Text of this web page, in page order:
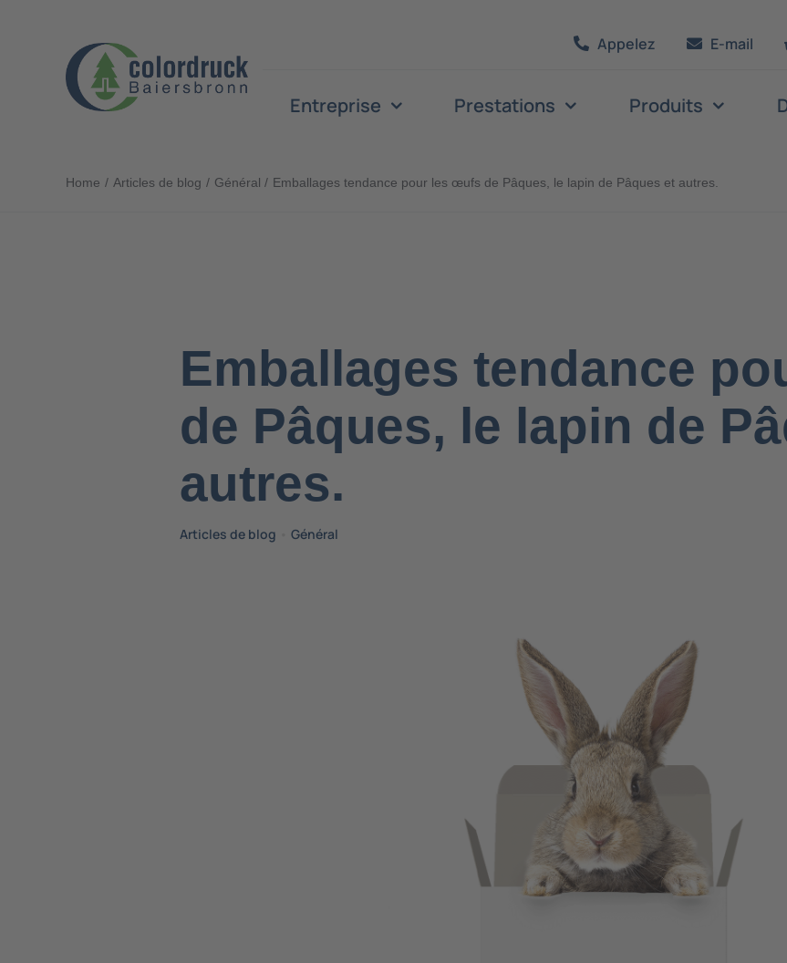
Appelez E-mail
Entreprise Prestations Produits
Home Articles de blog Général Emballages tendance pour les œufs de Pâques, le lapin de Pâques et autres.
Emballages tendance
de Pâques, le lapin de
autres.
Articles de blog Général